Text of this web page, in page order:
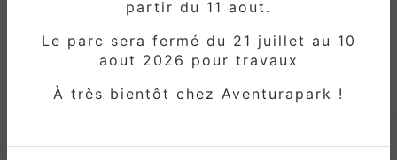
partir du 11 aout.
Le parc sera fermé du 21 juillet au 10
aout 2026 pour travaux
À très bientôt chez Aventurapark !
installations sécurisées et notre service
exceptionnel, nous garantissons une
expérience de fête inoubliable pour
Contactez-nous dès aujourd'hui pour